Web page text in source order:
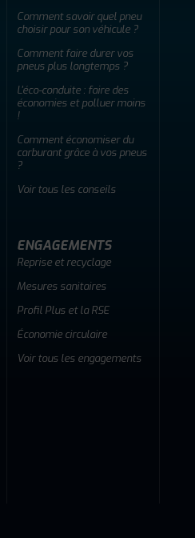
Comment savoir quel pneu
choisir pour son véhicule ?
Comment faire durer vos
pneus plus longtemps ?
L'éco-conduite : faire des
économies et polluer moins
!
Comment économiser du
carburant grâce à vos pneus
?
Voir tous les conseils
ENGAGEMENTS
Reprise et recyclage
Mesures sanitaires
Profil Plus et la RSE
Économie circulaire
Voir tous les engagements